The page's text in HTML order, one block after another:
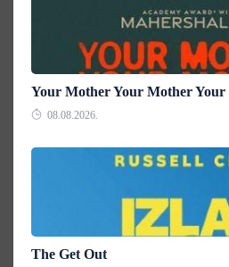
Your Mother Your Mother
08.08.2026.
The Get Out